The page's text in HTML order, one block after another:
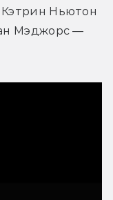
Кэтрин Ньютон
Мэджорс —